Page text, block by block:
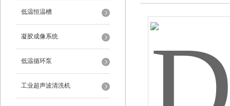
低温恒温槽
凝胶成像系统
低温循环泵
工业超声波清洗机